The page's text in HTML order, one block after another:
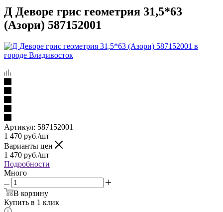
Д Деворе грис геометрия 31,5*63
(Азори) 587152001
Артикул: 587152001
1 470 руб./шт
Варианты цен
1 470 руб./шт
Подробности
Много
В корзину
Купить в 1 клик